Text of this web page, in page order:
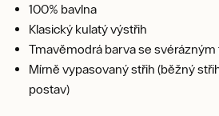
100% bavlna
Klasický kulatý výstřih
Tmavěmodrá barva se
Mírně vypasovaný střih (běžný
postav)